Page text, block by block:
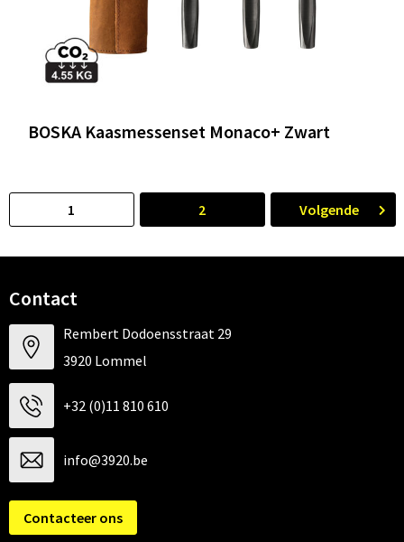
BOSKA Kaasmessenset Monaco+ Zwart
1 2 Volgende
Contact
Rembert Dodoensstraat 29
3920 Lommel
+32 (0)11 810 610
info@3920.be
Contacteer ons